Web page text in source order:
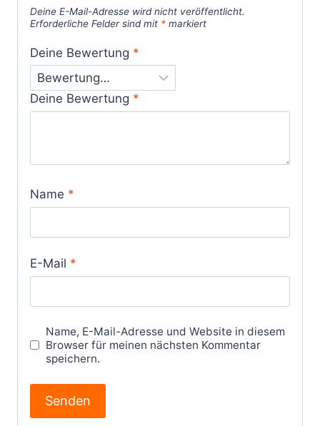
Deine E-Mail-Adresse wird nicht veröffentlicht.
Erforderliche Felder sind mit * markiert
Deine Bewertung *
Deine Bewertung *
Name *
E-Mail *
Name, E-Mail-Adresse und Website in diesem
Browser für meinen nächsten Kommentar
speichern.